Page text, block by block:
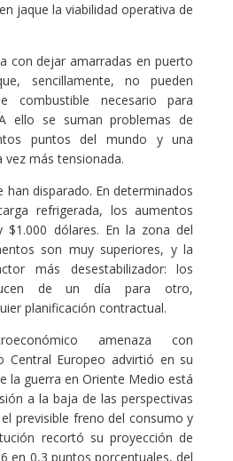
jaque la viabilidad operativa de
con dejar amarradas en puerto
sencillamente, no pueden
combustible necesario para
ello se suman problemas de
puntos del mundo y una
vez más tensionada.
han disparado. En determinados
refrigerada, los aumentos
$1.000 dólares. En la zona del
son muy superiores, y la
más desestabilizador: los
de un día para otro,
planificación contractual.
amenaza con
Central Europeo advirtió en su
la guerra en Oriente Medio está
a la baja de las perspectivas
previsible freno del consumo y
recortó su proyección de
en 0,3 puntos porcentuales, del